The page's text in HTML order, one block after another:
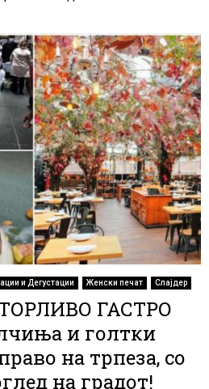
и Дегустации Женски печат Слајдер
ГАСТРО
и голтки
на трпеза, со
на градот!